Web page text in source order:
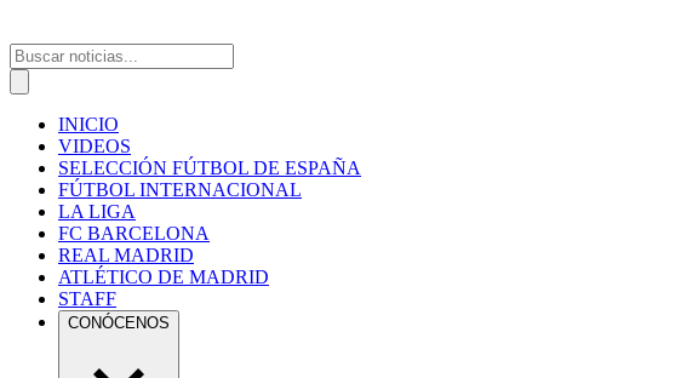
INICIO
VIDEOS
SELECCIÓN FÚTBOL DE ESPAÑA
FÚTBOL INTERNACIONAL
LA LIGA
FC BARCELONA
REAL MADRID
ATLÉTICO DE MADRID
STAFF
CONÓCENOS